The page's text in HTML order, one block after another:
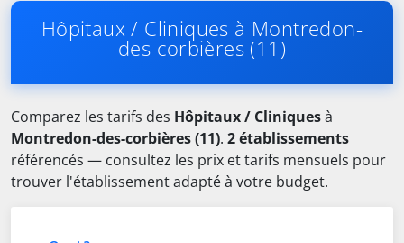
Hôpitaux / Cliniques à Montredon-
des-corbières (11)
Comparez les tarifs des Hôpitaux / Cliniquesà
Montredon-des-corbières (11). 2 établissements
référencés — consultez les prix et tarifs mensuels pour
trouver l'établissement adapté à votre budget.